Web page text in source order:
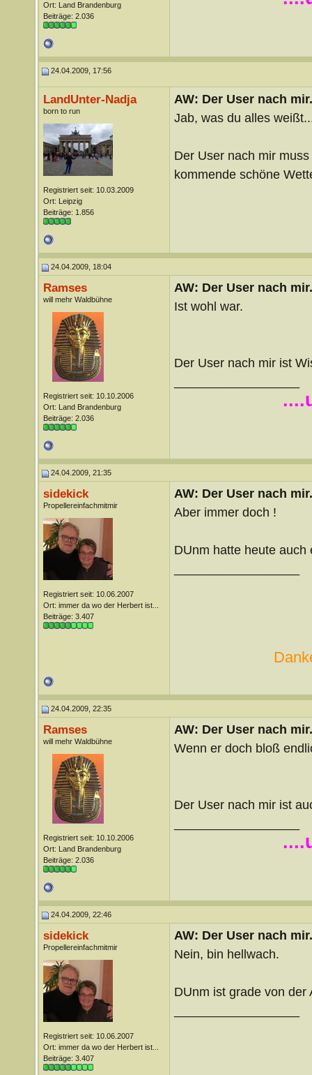
Ort: Land Brandenburg
Beiträge: 2.036
24.04.2009, 17:56
LandUnter-Nadja
born to run
Registriert seit: 10.03.2009
Ort: Leipzig
Beiträge: 1.856
AW: Der User nach
Jab, was du alles
Der User nach mir
kommende schöne
24.04.2009, 18:04
Ramses
will mehr Waldbühne
Registriert seit: 10.10.2006
Ort: Land Brandenburg
Beiträge: 2.036
AW: Der User nach
Ist wohl war.
Der User nach mir ist
24.04.2009, 21:35
sidekick
Propellereinfachmitmir
Registriert seit: 10.06.2007
Ort: immer da wo der Herbert ist...
Beiträge: 3.407
AW: Der User nach
Aber immer doch !
DUnm hatte heute auch
24.04.2009, 22:35
Ramses
will mehr Waldbühne
Registriert seit: 10.10.2006
Ort: Land Brandenburg
Beiträge: 2.036
AW: Der User nach
Wenn er doch bloß
Der User nach mir ist
24.04.2009, 22:46
sidekick
Propellereinfachmitmir
Registriert seit: 10.06.2007
Ort: immer da wo der Herbert ist...
Beiträge: 3.407
AW: Der User nach
Nein, bin hellwach.
DUnm ist grade von der